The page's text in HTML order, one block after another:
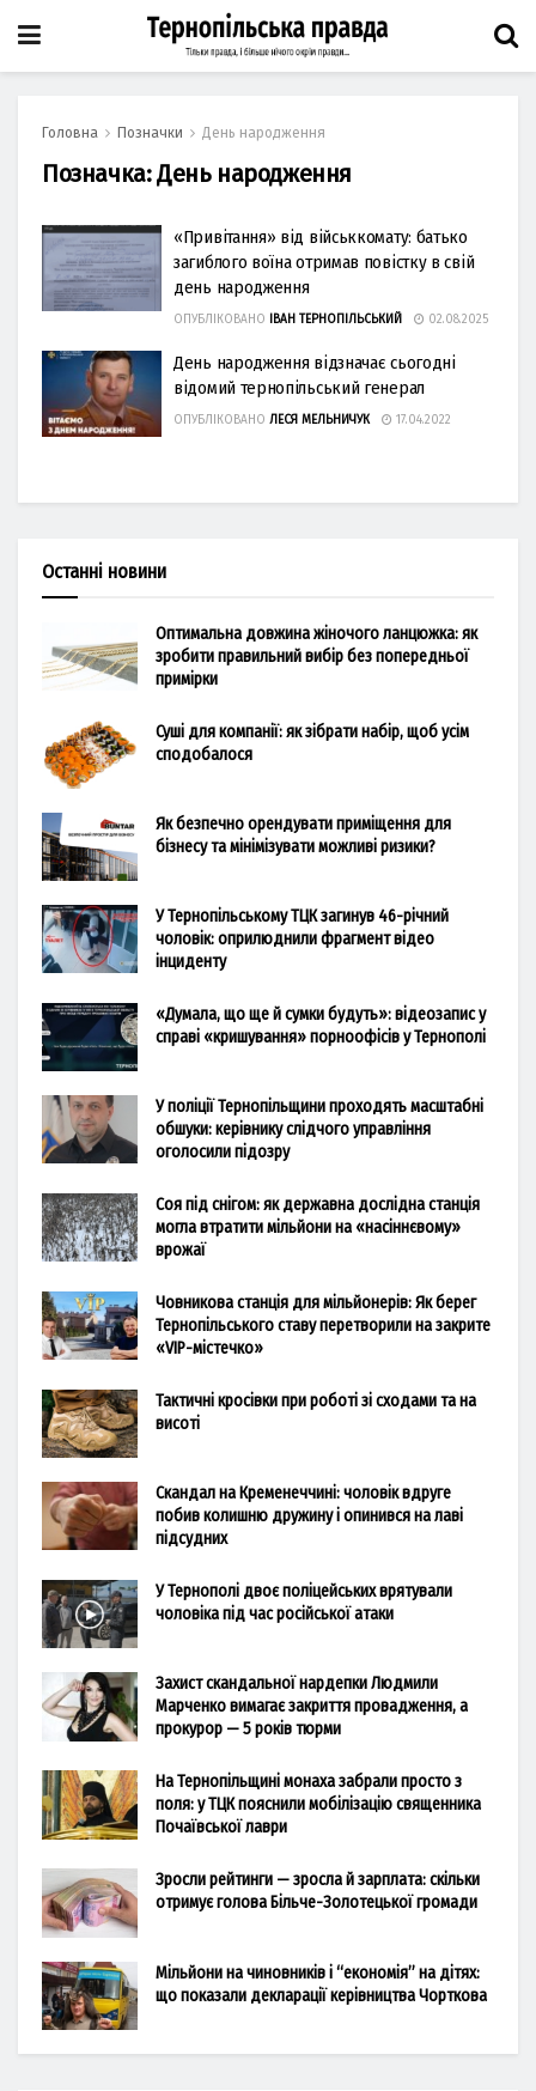
Головна Позначки День народження
Позначка:День народження
«Привітання» від військкомату: батько
загиблого воїна отримав повістку в свій
день народження
ОПУБЛІКОВАНО ІВАН ТЕРНОПІЛЬСЬКИЙ 02.08.2025
День народження відзначає сьогодні
відомий тернопільський генерал
ОПУБЛІКОВАНО ЛЕСЯ МЕЛЬНИЧУК 17.04.2022
Останні новини
Оптимальна довжина жіночого ланцюжка: як
зробити правильний вибір без попередньої
примірки
Суші для компанії: як зібрати набір, щоб усім
сподобалося
Як безпечно орендувати приміщення для
бізнесу та мінімізувати можливі ризики?
У Тернопільському ТЦК загинув 46-річний
чоловік: оприлюднили фрагмент відео
інциденту
«Думала, що ще й сумки будуть»: відеозапис у
справі «кришування» порноофісів у Тернополі
У поліції Тернопільщини проходять масштабні
обшуки: керівнику слідчого управління
оголосили підозру
Соя під снігом: як державна дослідна станція
могла втратити мільйони на «насіннєвому»
врожаї
Човникова станція для мільйонерів: Як берег
Тернопільського ставу перетворили на закрите
«VIP-містечко»
Тактичні кросівки при роботі зі сходами та на
висоті
Скандал на Кременеччині: чоловік вдруге
побив колишню дружину і опинився на лаві
підсудних
У Тернополі двоє поліцейських врятували
чоловіка під час російської атаки
Захист скандальної нардепки Людмили
Марченко вимагає закриття провадження, а
прокурор — 5 років тюрми
На Тернопільщині монаха забрали просто з
поля: у ТЦК пояснили мобілізацію священника
Почаївської лаври
Зросли рейтинги — зросла й зарплата: скільки
отримує голова Більче-Золотецької громади
Мільйони на чиновників і “економія” на дітях:
що показали декларації керівництва Чорткова